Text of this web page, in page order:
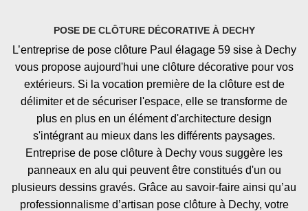
POSE DE CLÔTURE DÉCORATIVE À DECHY
L’entreprise de pose clôture Paul élagage 59 sise à Dechy
vous propose aujourd'hui une clôture décorative pour vos
extérieurs. Si la vocation première de la clôture est de
délimiter et de sécuriser l'espace, elle se transforme de
plus en plus en un élément d'architecture design
s'intégrant au mieux dans les différents paysages.
Entreprise de pose clôture à Dechy vous suggère les
panneaux en alu qui peuvent être constitués d'un ou
plusieurs dessins gravés. Grâce au savoir-faire ainsi qu’au
professionnalisme d’artisan pose clôture à Dechy, votre